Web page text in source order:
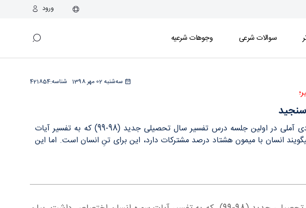
ورود
سوالات شرعی وجوهات شرعیه
سه‌شنبه 02 مهر 1398 421854شناسه:
پایگاه اطلاع رسانی اسراء: حضرت آیت الله العظمی جوادی آملی در اولین جلسه درس تفسیر سال تحصیلی جدید (98-99) که به تفسیر آیات
سوره انسان اختصاص داشت، بیان داشتند: اينهايي که مي‎گويند انسان با ميمون هشتاد درصد مشترکات دارد، اين برای تنِ انسان است. اما اين